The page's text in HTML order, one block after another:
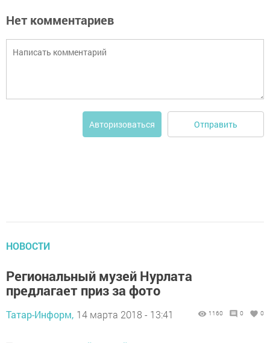
Нет комментариев
Авторизоваться Отправить
НОВОСТИ
Региональный музей Нурлата
предлагает приз за фото
Татар-Информ, 14 марта 2018 - 13:41 1160 0 0